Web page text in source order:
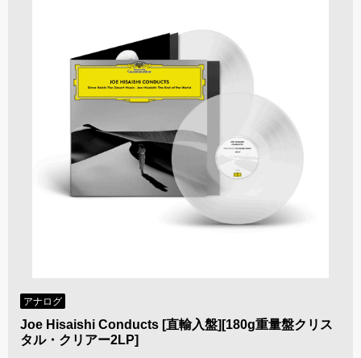
アナログ
Joe Hisaishi Conducts [直輸入盤][180g重量盤クリス
タル・クリアー2LP]